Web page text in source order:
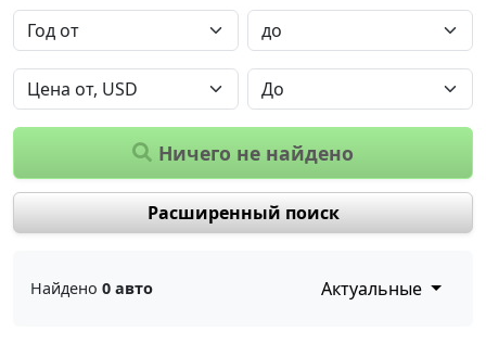
Ничего не найдено
Расширенный поиск
Найдено 0 авто Актуальные